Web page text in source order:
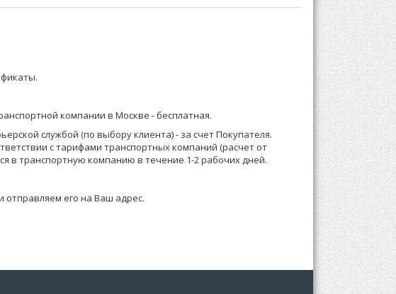
с отложным воротником, застежка на пуговицах. На
Пике гладкокрашеное.
для Вас способом:
по России), 8(495) 921-13-67 (Москва) или 8 (916) 58-544-58;
почту.
его менеджеру или формируете заказ по телефону.
Вам скидку в зависимости от суммы заказа, Выставляем счет
его на Ваш адрес.
компании в Москве -бесплатная.
службой (по выбору клиента) - за счет Покупателя.
с тарифами транспортных компаний (расчет от
в транспортную компанию в течение 1-2 рабочих дней.